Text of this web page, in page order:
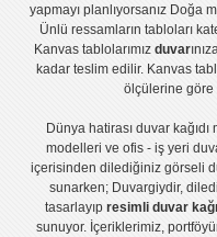
yapmayı planlıyorsanız Doğa
Ünlü ressamların tabloları
Kanvas tablolarımız duvar
kadar teslim edilir. Kanvas
ölçülerine göre
Dünya hatirası duvar kağıdı
modelleri ve ofis - iş yeri
içerisinden dilediğiniz görseli
sunarken; Duvargiydir,
tasarlayıp resimli duvar
sunuyor. İçeriklerimiz,